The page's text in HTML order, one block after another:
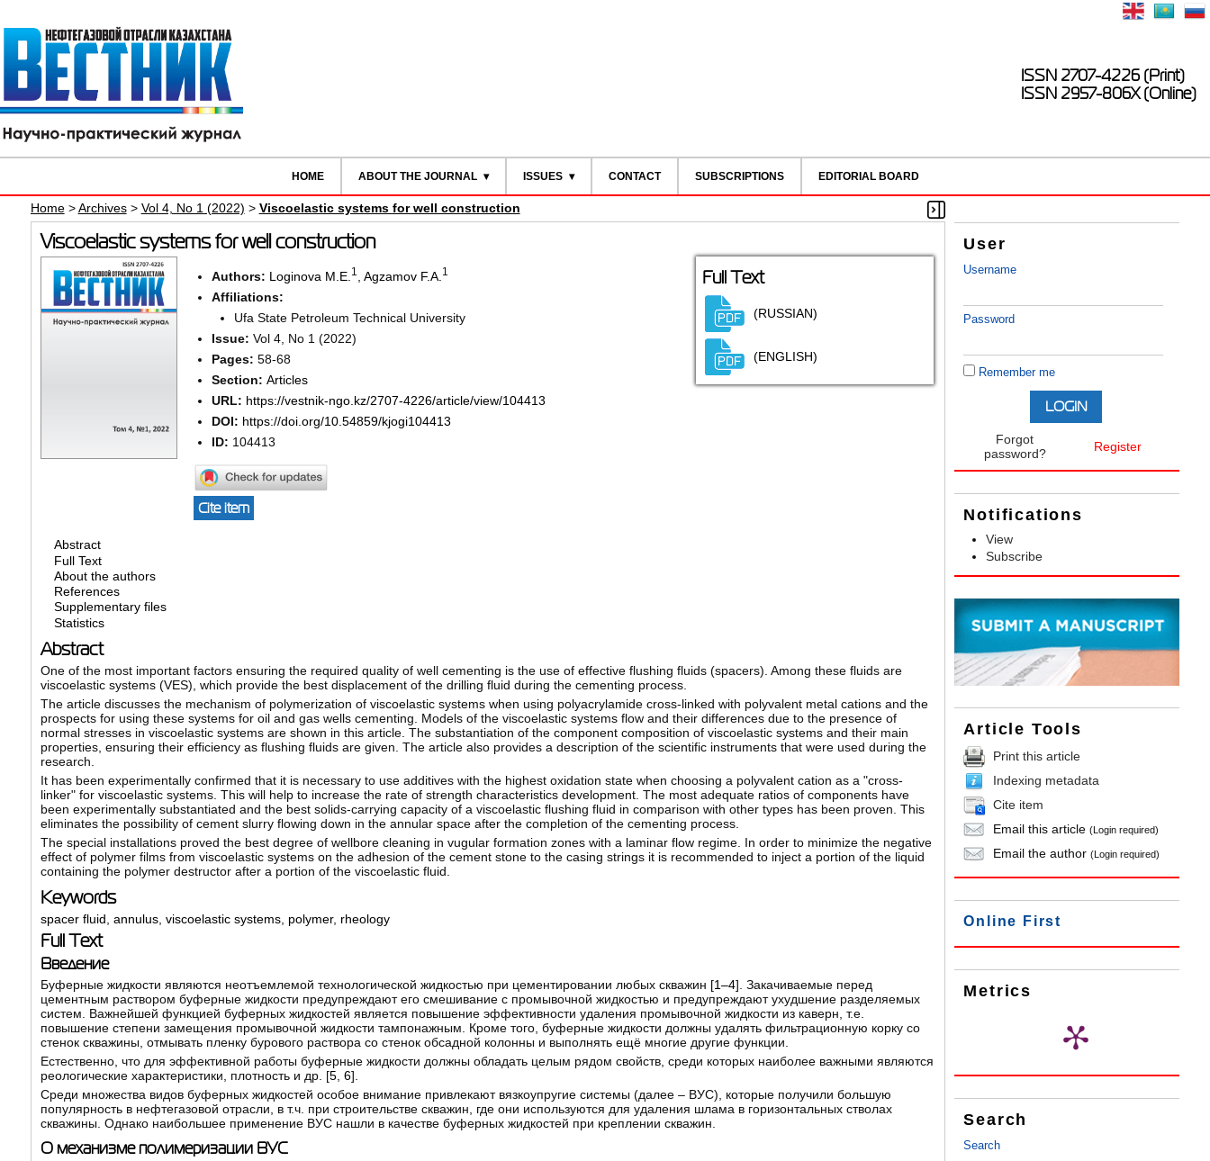
ISSN 2707-4226 (Print)
ISSN 2957-806X (Online)
HOME ABOUT THE JOURNAL ISSUES CONTACT SUBSCRIPTIONS EDITORIAL BOARD
User
Username
Password
Remember me
Forgot
password?
Register
Notifications
View
Subscribe
Article Tools
Print this article
Indexing metadata
Cite item
Email this article(Login required)
Email the author(Login required)
Online First
Metrics
Search
Search
Home>Archives> Vol 4, No 1 (2022) > Viscoelastic systems for well construction
Viscoelastic systems for well construction
Authors: Loginova M.E. 1 Agzamov F.A. 1
Affiliations:
Ufa State Petroleum Technical University
Issue: Vol 4, No 1 (2022)
Pages: 58-68
Section: Articles
URL: https://vestnik-ngo.kz/2707-4226/article/view/104413
DOI: https://doi.org/10.54859/kjogi104413
ID: 104413
Cite item
Full Text
(RUSSIAN)
(ENGLISH)
Abstract
Full Text
About the authors
References
Supplementary files
Statistics
Abstract
One of the most important factors ensuring the required quality of well cementing is the use of effective flushing fluids (spacers). Among these fluids are
viscoelastic systems (VES), which provide the best displacement of the drilling fluid during the cementing process.
The article discusses the mechanism of polymerization of viscoelastic systems when using polyacrylamide cross-linked with polyvalent metal cations and the
prospects for using these systems for oil and gas wells cementing. Models of the viscoelastic systems flow and their differences due to the presence of
normal stresses in viscoelastic systems are shown in this article. The substantiation of the component composition of viscoelastic systems and their main
properties, ensuring their efficiency as flushing fluids are given. The article also provides a description of the scientific instruments that were used during the
research.
It has been experimentally confirmed that it is necessary to use additives with the highest oxidation state when choosing a polyvalent cation as a "cross-
linker" for viscoelastic systems. This will help to increase the rate of strength characteristics development. The most adequate ratios of components have
been experimentally substantiated and the best solids-carrying capacity of a viscoelastic flushing fluid in comparison with other types has been proven. This
eliminates the possibility of cement slurry flowing down in the annular space after the completion of the cementing process.
The special installations proved the best degree of wellbore cleaning in vugular formation zones with a laminar flow regime. In order to minimize the negative
effect of polymer films from viscoelastic systems on the adhesion of the cement stone to the casing strings it is recommended to inject a portion of the liquid
containing the polymer destructor after a portion of the viscoelastic fluid.
Keywords
spacer fluid annulus, viscoelastic systems, polymer, rheology
Full Text
Введение
Буферные жидкости являются неотъемлемой технологической жидкостью при цементировании любых скважин [1–4]. Закачиваемые перед
цементным раствором буферные жидкости предупреждают его смешивание с промывочной жидкостью и предупреждают ухудшение разделяемых
систем. Важнейшей функцией буферных жидкостей является повышение эффективности удаления промывочной жидкости из каверн, т.е.
повышение степени замещения промывочной жидкости тампонажным. Кроме того, буферные жидкости должны удалять фильтрационную корку со
стенок скважины, отмывать пленку бурового раствора со стенок обсадной колонны и выполнять ещё многие другие функции.
Естественно, что для эффективной работы буферные жидкости должны обладать целым рядом свойств, среди которых наиболее важными являются
реологические характеристики, плотность и др. [5, 6].
Среди множества видов буферных жидкостей особое внимание привлекают вязкоупругие системы (далее – ВУС), которые получили большую
популярность в нефтегазовой отрасли, в т.ч. при строительстве скважин, где они используются для удаления шлама в горизонтальных стволах
скважины. Однако наибольшее применение ВУС нашли в качестве буферных жидкостей при креплении скважин.
О механизме полимеризации ВУС